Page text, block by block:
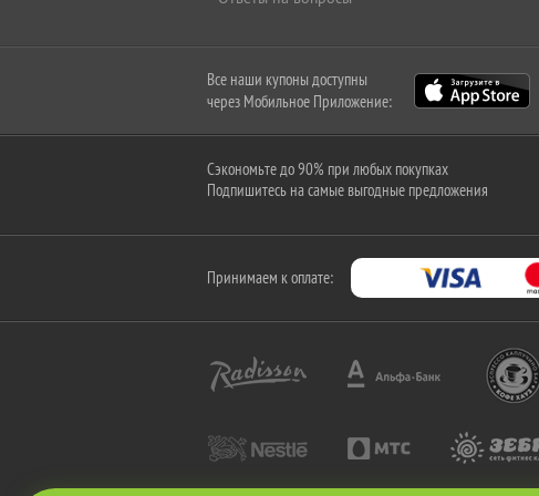
Все наши купоны доступны
через Мобильное Приложение:
Сэкономьте до 90% при любых покупках
Подпишитесь на самые выгодные предложения
Принимаем к оплате: